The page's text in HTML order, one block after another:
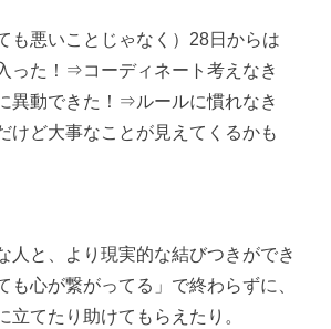
も悪いことじゃなく）28日からは
った！⇒コーディネート考えなき
異動できた！⇒ルールに慣れなき
けど大事なことが見えてくるかも
人と、より現実的な結びつきができ
も心が繋がってる」で終わらずに、
立てたり助けてもらえたり。